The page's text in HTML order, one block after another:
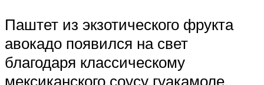
Паштет из экзотического фрукта
авокадо появился на свет
благодаря классическому
мексиканского соусу гуакамоле,